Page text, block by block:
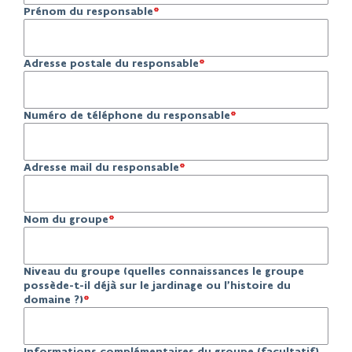
Prénom du responsable
Adresse postale du responsable
Numéro de téléphone du responsable
Adresse mail du responsable
Nom du groupe
Niveau du groupe (quelles connaissances le groupe
possède-t-il déjà sur le jardinage ou l'histoire du
domaine ?)